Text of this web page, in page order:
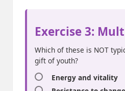
Exercise 3:
Which of these is NOT
gift of youth?
Energy and vitality